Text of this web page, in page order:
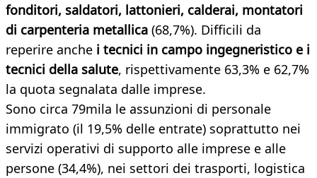
fonditori, saldatori, lattonieri, calderai, montatori
di carpenteria metallica (68,7%). Difficili da
reperire anche i tecnici in campo ingegneristico e i
tecnici della salute, rispettivamente 63,3% e 62,7%
la quota segnalata dalle imprese.
Sono circa 79mila le assunzioni di personale
immigrato (il 19,5% delle entrate) soprattutto nei
servizi operativi di supporto alle imprese e alle
persone (34,4%), nei settori dei trasporti, logistica